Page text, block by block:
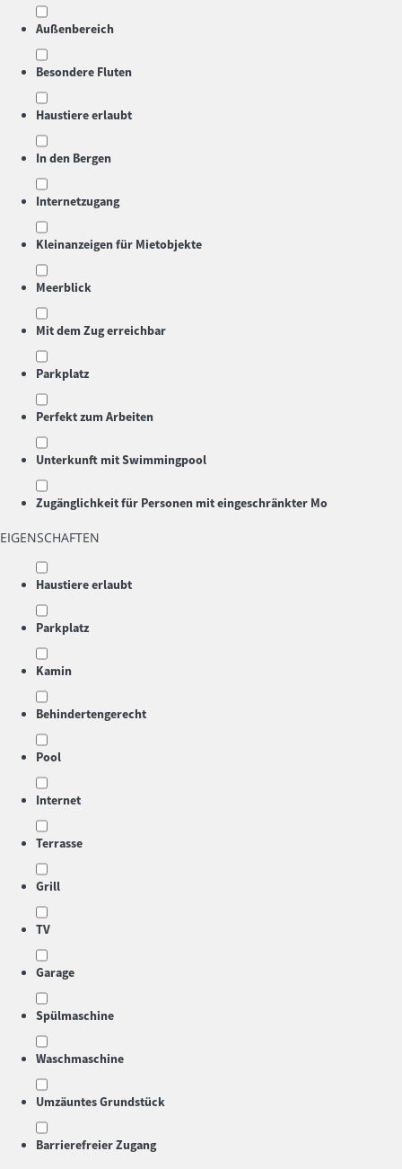
Außenbereich
Besondere Fluten
Haustiere erlaubt
In den Bergen
Internetzugang
Kleinanzeigen für Mietobjekte
Meerblick
Mit dem Zug erreichbar
Parkplatz
Perfekt zum Arbeiten
Unterkunft mit Swimmingpool
Zugänglichkeit für Personen mit eingeschränkter Mo
EIGENSCHAFTEN
Haustiere erlaubt
Parkplatz
Kamin
Behindertengerecht
Pool
Internet
Terrasse
Grill
TV
Garage
Spülmaschine
Waschmaschine
Umzäuntes Grundstück
Barrierefreier Zugang